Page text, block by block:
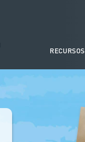
RECURSOS